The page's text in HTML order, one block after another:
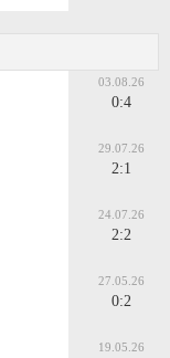
03.08.26
0:4
29.07.26
2:1
24.07.26
2:2
27.05.26
0:2
19.05.26